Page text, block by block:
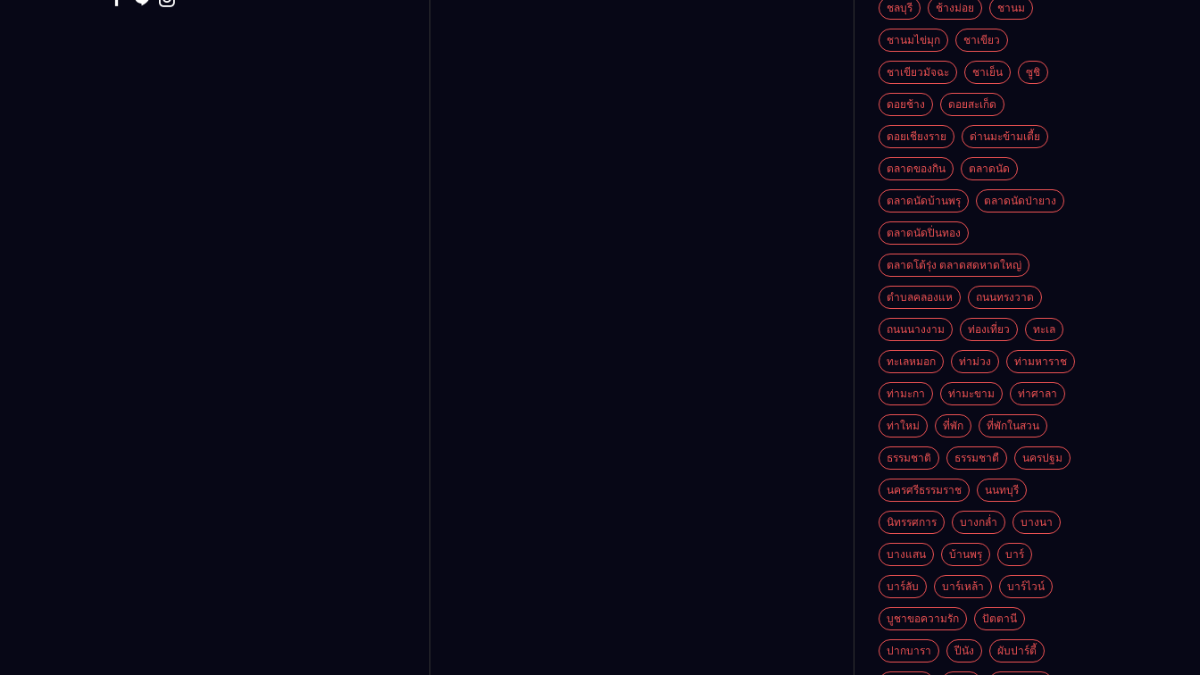
ชลบุรี ช้างม่อย ชานม
ชานมไข่มุก ชาเขียว
ชาเขียวมัจฉะ ชาเย็น ซูชิ
ดอยช้าง ดอยสะเก็ด
ดอยเชียงราย ด่านมะข้ามเตี้ย
ตลาดของกิน ตลาดนัด
ตลาดนัดบ้านพรุ ตลาดนัดป่ายาง
ตลาดนัดปิ่นทอง
ตลาดโต้รุ่ง ตลาดสดหาดใหญ่
ตำบลคลองแห ถนนทรงวาด
ถนนนางงาม ท่องเที่ยว ทะเล
ทะเลหมอก ท่าม่วง ท่ามหาราช
ท่ามะกา ท่ามะขาม ท่าศาลา
ท่าใหม่ ที่พัก ที่พักในสวน
ธรรมชาติ ธรรมชาตื นครปฐม
นครศรีธรรมราช นนทบุรี
นิทรรศการ บางกล่ำ บางนา
บางแสน บ้านพรุ บาร์
บาร์ลับ บาร์เหล้า บาร์ไวน์
บูชาขอความรัก ปัตตานี
ปากบารา ปีนัง ผับปาร์ตี้